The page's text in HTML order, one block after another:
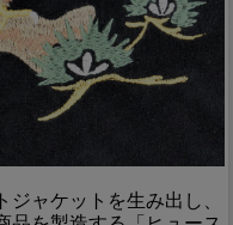
ャケットを生み出し、